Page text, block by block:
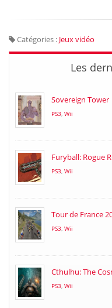
Catégories : Jeux vidéo
Les
Sovereign Tower
PS3, Wii
Furyball: Rogue
PS3, Wii
Tour de France
PS3, Wii
Cthulhu: The
PS3, Wii